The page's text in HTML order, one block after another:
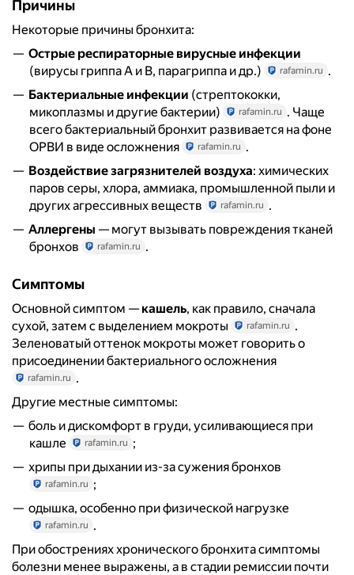
Причины
Некоторые причины бронхита:
Острые респираторные вирусные инфекции
(вирусы гриппа А и В, парагриппа и др.)
rafamin.ru .
Бактериальные инфекции (стрептококки,
микоплазмы и другие бактерии)
rafamin.ru . Чаще
всего бактериальный бронхит развивается на фоне
ОРВИ в виде осложнения
rafamin.ru .
Воздействие загрязнителей воздуха: химических
паров серы, хлора, аммиака, промышленной пыли и
других агрессивных веществ
rafamin.ru .
Аллергены — могут вызывать повреждения тканей
бронхов
rafamin.ru .
Симптомы
Основной симптом — кашель, как правило, сначала
сухой, затем с выделением мокроты
rafamin.ru .
Зеленоватый оттенок мокроты может говорить о
присоединении бактериального осложнения
rafamin.ru .
Другие местные симптомы:
боль и дискомфорт в груди, усиливающиеся при
кашле
rafamin.ru ;
хрипы при дыхании из-за сужения бронхов
rafamin.ru ;
одышка, особенно при физической нагрузке
rafamin.ru .
При обострениях хронического бронхита симптомы
болезни менее выражены, а в стадии ремиссии почти